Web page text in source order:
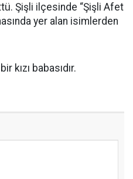
Şişli ilçesinde “Şişli Afet
yer alan isimlerden
kızı babasıdır.